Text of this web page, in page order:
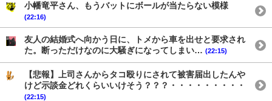
小幡竜平さん、もうバットにボールが当たらない模様
(22:16)
友人の結婚式へ向かう日に、トメから車を出せと要求され
た。断っただけなのに大騒ぎになってしまい… (22:15)
【悲報】上司さんからタコ殴りにされて被害届出したんや
けど示談金どれくらいいけそう？？？・・・・・・・・・
(22:15)